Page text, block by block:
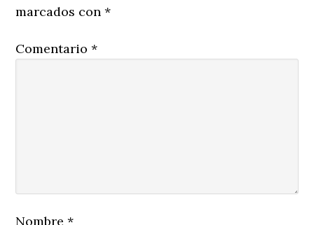
marcados con*
Comentario*
Nombre*